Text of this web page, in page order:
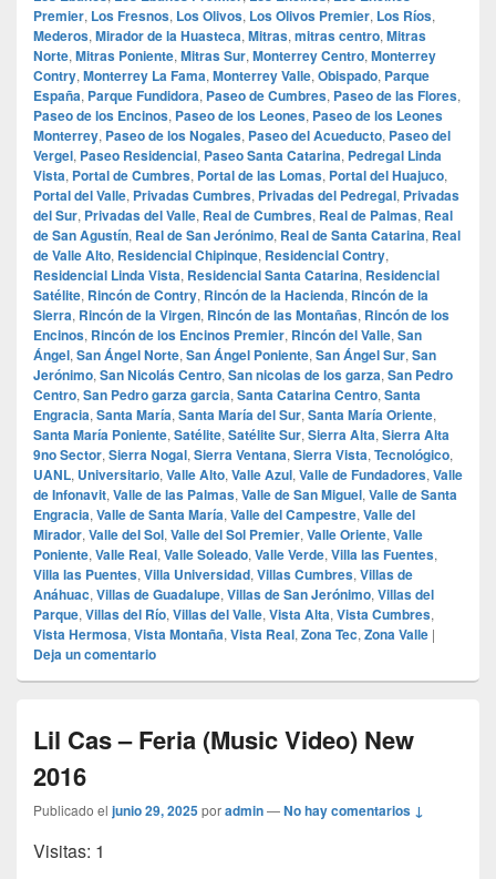
Premier, Los Fresnos, Los Olivos, Los Olivos Premier, Los Ríos,
Mederos, Mirador de la Huasteca, Mitras, mitras centro, Mitras
Norte, Mitras Poniente, Mitras Sur, Monterrey Centro, Monterrey
Contry, Monterrey La Fama, Monterrey Valle, Obispado, Parque
España, Parque Fundidora, Paseo de Cumbres, Paseo de las Flores,
Paseo de los Encinos, Paseo de los Leones, Paseo de los Leones
Monterrey, Paseo de los Nogales, Paseo del Acueducto, Paseo del
Vergel, Paseo Residencial, Paseo Santa Catarina, Pedregal Linda
Vista, Portal de Cumbres, Portal de las Lomas, Portal del Huajuco,
Portal del Valle, Privadas Cumbres, Privadas del Pedregal, Privadas
del Sur, Privadas del Valle, Real de Cumbres, Real de Palmas, Real
de San Agustín, Real de San Jerónimo, Real de Santa Catarina, Real
de Valle Alto, Residencial Chipinque, Residencial Contry,
Residencial Linda Vista, Residencial Santa Catarina, Residencial
Satélite, Rincón de Contry, Rincón de la Hacienda, Rincón de la
Sierra, Rincón de la Virgen, Rincón de las Montañas, Rincón de los
Encinos, Rincón de los Encinos Premier, Rincón del Valle, San
Ángel, San Ángel Norte, San Ángel Poniente, San Ángel Sur, San
Jerónimo, San Nicolás Centro, San nicolas de los garza, San Pedro
Centro, San Pedro garza garcia, Santa Catarina Centro, Santa
Engracia, Santa María, Santa María del Sur, Santa María Oriente,
Santa María Poniente, Satélite, Satélite Sur, Sierra Alta, Sierra Alta
9no Sector, Sierra Nogal, Sierra Ventana, Sierra Vista, Tecnológico,
UANL, Universitario, Valle Alto, Valle Azul, Valle de Fundadores, Valle
de Infonavit, Valle de las Palmas, Valle de San Miguel, Valle de Santa
Engracia, Valle de Santa María, Valle del Campestre, Valle del
Mirador, Valle del Sol, Valle del Sol Premier, Valle Oriente, Valle
Poniente, Valle Real, Valle Soleado, Valle Verde, Villa las Fuentes,
Villa las Puentes, Villa Universidad, Villas Cumbres, Villas de
Anáhuac, Villas de Guadalupe, Villas de San Jerónimo, Villas del
Parque, Villas del Río, Villas del Valle, Vista Alta, Vista Cumbres,
Vista Hermosa, Vista Montaña, Vista Real, Zona Tec, Zona Valle |
Deja un comentario
Lil Cas – Feria (Music Video) New
2016
Publicado el junio 29, 2025poradmin—No hay comentarios ↓
Visitas: 1